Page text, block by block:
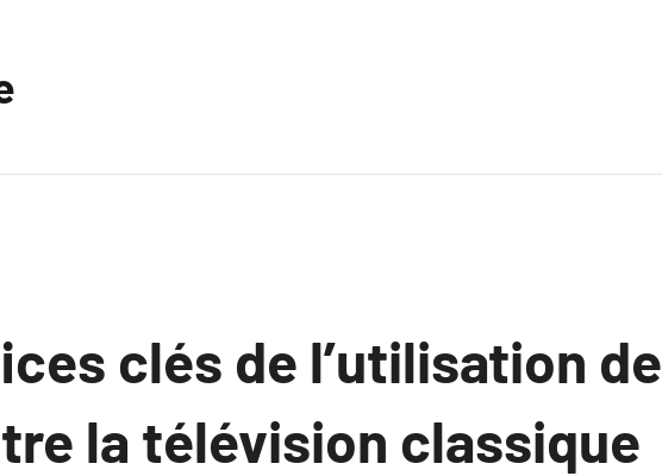
clés de l’utilisation de
la télévision classique